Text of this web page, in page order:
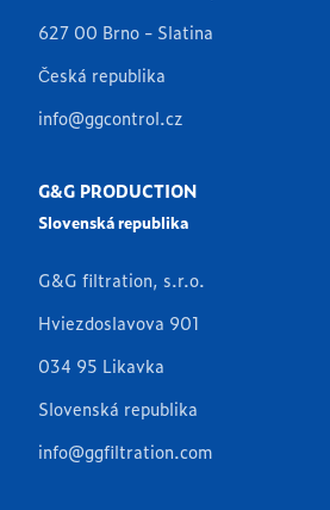
627 00 Brno - Slatina
Česká republika
info@ggcontrol.cz
G&G PRODUCTION
Slovenská republika
G&G filtration, s.r.o.
Hviezdoslavova 901
034 95 Likavka
Slovenská republika
info@ggfiltration.com